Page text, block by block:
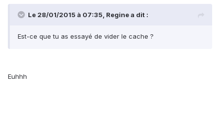
Le 28/01/2015 à 07:35, Regine a dit :
Est-ce que tu as essayé de vider le cache ?
Euhhh